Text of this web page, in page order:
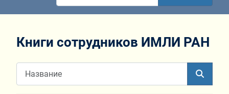
Книги сотрудников ИМЛИ РАН